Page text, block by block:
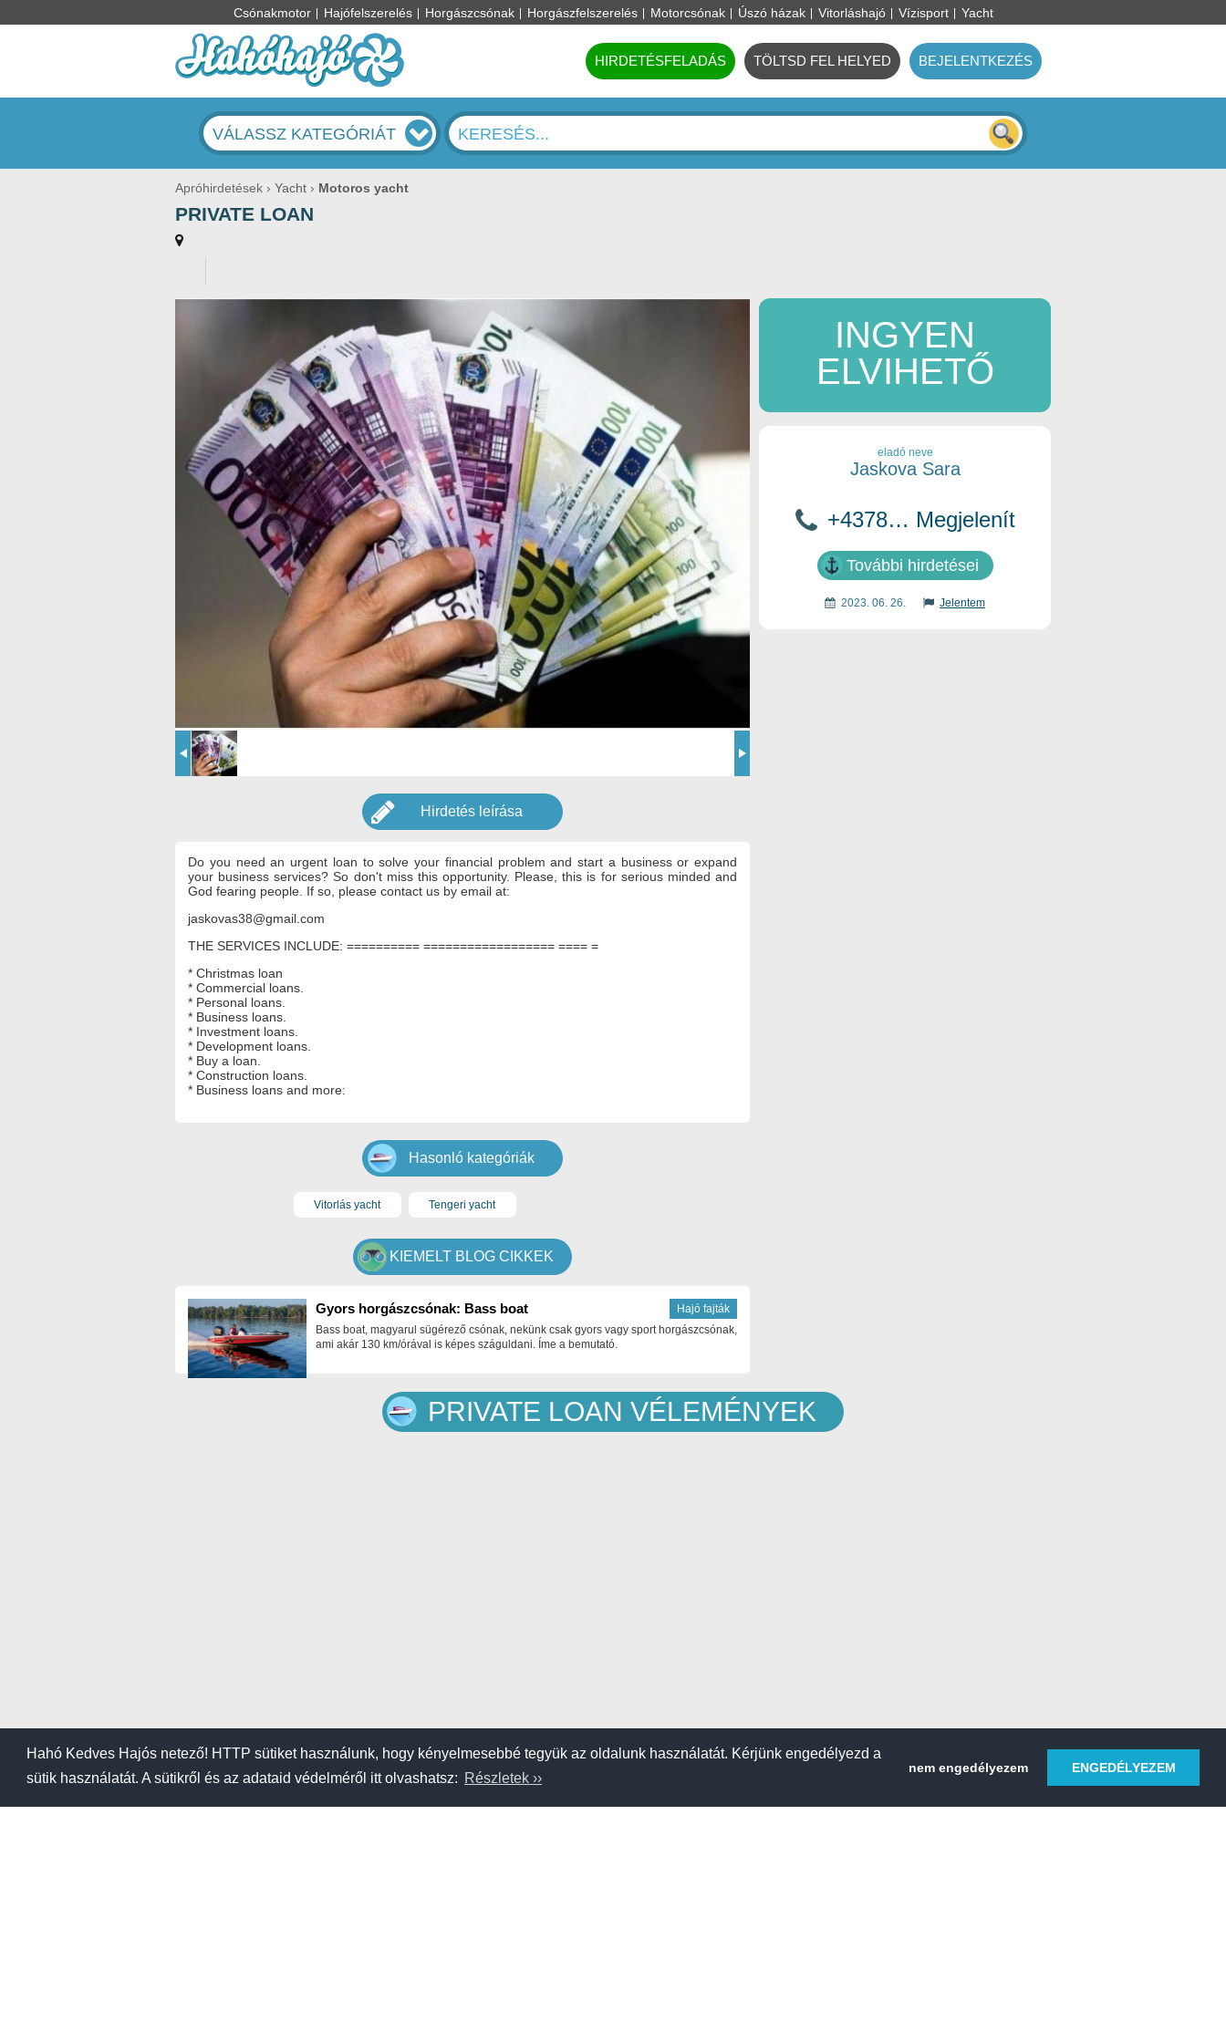
Hahó Kedves Hajós netező! HTTP sütiket használunk, hogy kényelmesebbé tegyük az oldalunk használatát. Kérjünk engedélyezd a
sütik használatát. A sütikről és az adataid védelméről itt olvashatsz: Részletek ››
nem engedélyezem ENGEDÉLYEZEM
Csónakmotor Hajófelszerelés Horgászcsónak Horgászfelszerelés Motorcsónak Úszó házak Vitorláshajó Vízisport Yacht
HIRDETÉSFELADÁS TÖLTSD FEL HELYED BEJELENTKEZÉS
VÁLASSZ KATEGÓRIÁT
Apróhirdetések Yacht Motoros yacht
PRIVATE LOAN
INGYEN
ELVIHETŐ
eladó neve
Jaskova Sara
+4378… Megjelenít
További hirdetései
2023. 06. 26. Jelentem
Hirdetés leírása
Do you need an urgent loan to solve your financial problem and start a business or expand
your business services?So don't miss this opportunity. Please, this is for serious minded and
God fearing people. If so, please contact us by email at:
jaskovas38@gmail.com
THE SERVICES INCLUDE: ========== ================== ==== =
* Christmas loan
* Commercial loans.
* Personal loans.
* Business loans.
* Investment loans.
* Development loans.
* Buy a loan.
* Construction loans.
* Business loans and more:
Hasonló kategóriák
Vitorlás yacht Tengeri yacht
KIEMELT BLOG CIKKEK
Hajó fajták
Gyors horgászcsónak: Bass boat
Bass boat, magyarul sügérező csónak, nekünk csak gyors vagy sport horgászcsónak,
ami akár 130 km/órával is képes száguldani. Íme a bemutató.
PRIVATE LOAN VÉLEMÉNYEK